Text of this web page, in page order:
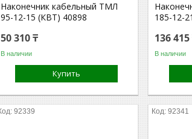
Наконечник кабельный ТМЛ
95-12-15 (КВТ) 40898
50 310 ₸
В наличии
Купить
185-12-
136 415
В наличии
92339 92341